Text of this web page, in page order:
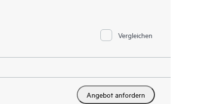
Vergleichen
Angebot anfordern